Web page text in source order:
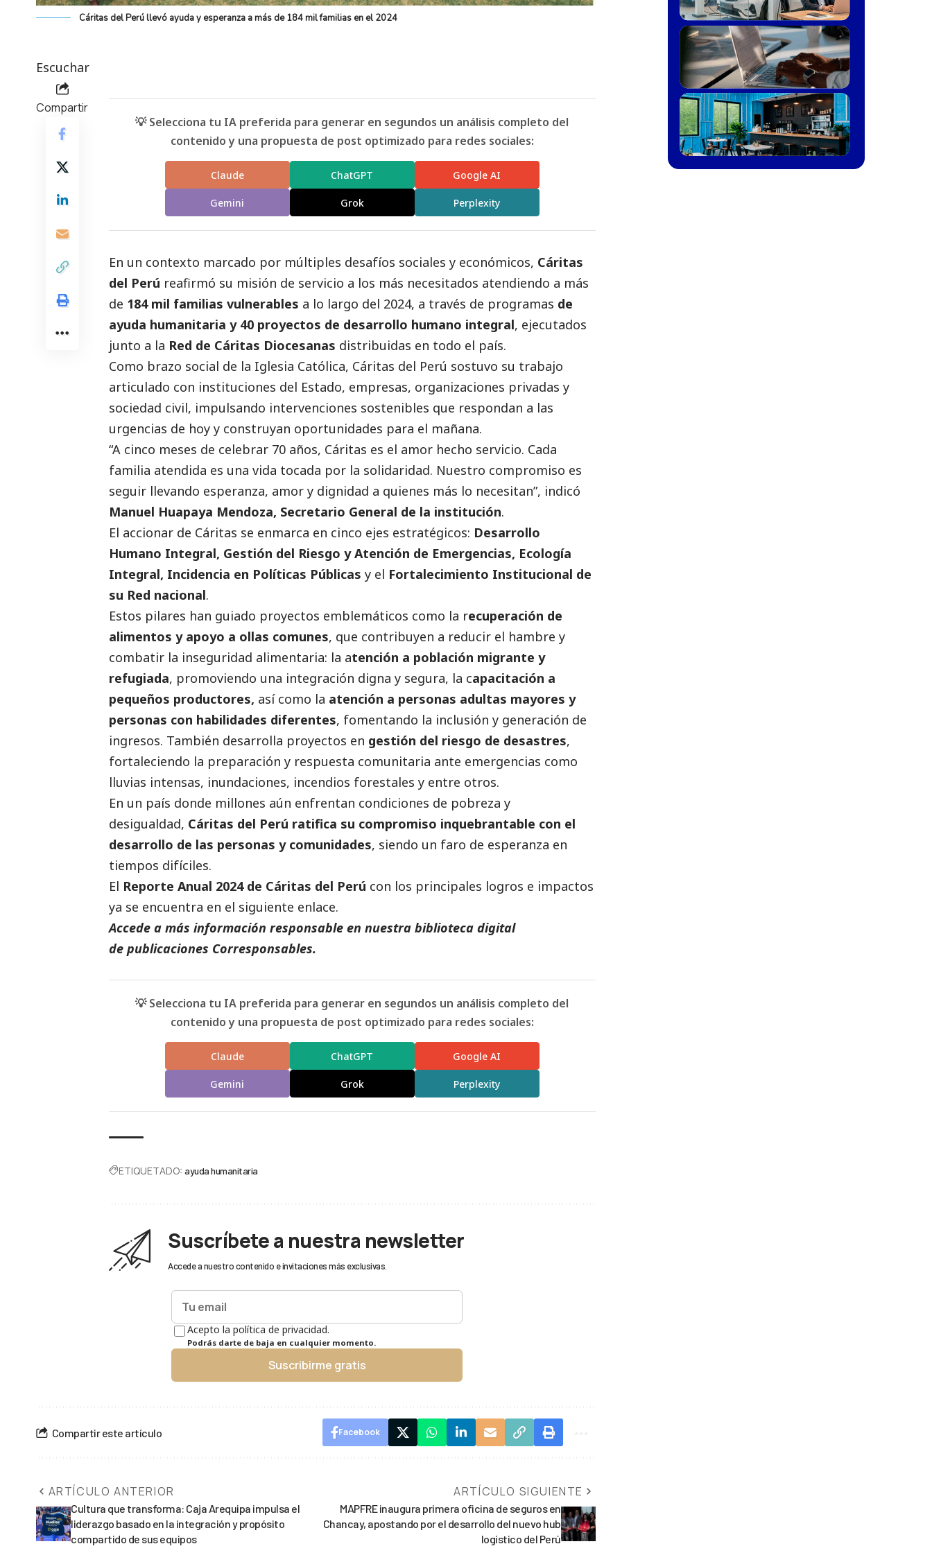
Cáritas del Perú llevó ayuda y esperanza a más de 184 mil familias en el 2024
Escuchar
Compartir
💡 Selecciona tu IA preferida para generar en segundos un análisis completo del
contenido y una propuesta de post optimizado para redes sociales:
Claude ChatGPT Google AI
Gemini Grok Perplexity
En un contexto marcado por múltiples desafíos sociales y económicos, Cáritas
del Perú reafirmó su misión de servicio a los más necesitados atendiendo a más
de 184 mil familias vulnerables a lo largo del 2024, a través de programas de
ayuda humanitaria y 40 proyectos de desarrollo humano integral, ejecutados
junto a la Red de Cáritas Diocesanas distribuidas en todo el país.
Como brazo social de la Iglesia Católica, Cáritas del Perú sostuvo su trabajo
articulado con instituciones del Estado, empresas, organizaciones privadas y
sociedad civil, impulsando intervenciones sostenibles que respondan a las
urgencias de hoy y construyan oportunidades para el mañana.
“A cinco meses de celebrar 70 años, Cáritas es el amor hecho servicio. Cada
familia atendida es una vida tocada por la solidaridad. Nuestro compromiso es
seguir llevando esperanza, amor y dignidad a quienes más lo necesitan”, indicó
Manuel Huapaya Mendoza, Secretario General de la institución.
El accionar de Cáritas se enmarca en cinco ejes estratégicos: Desarrollo
Humano Integral, Gestión del Riesgo y Atención de Emergencias, Ecología
Integral, Incidencia en Políticas Públicas y el Fortalecimiento Institucional de
su Red nacional.
Estos pilares han guiado proyectos emblemáticos como la recuperación de
alimentos y apoyo a ollas comunes, que contribuyen a reducir el hambre y
combatir la inseguridad alimentaria: la atención a población migrante y
refugiada, promoviendo una integración digna y segura, la capacitación a
pequeños productores, así como la atención a personas adultas mayores y
personas con habilidades diferentes, fomentando la inclusión y generación de
ingresos. También desarrolla proyectos en gestión del riesgo de desastres,
fortaleciendo la preparación y respuesta comunitaria ante emergencias como
lluvias intensas, inundaciones, incendios forestales y entre otros.
En un país donde millones aún enfrentan condiciones de pobreza y
desigualdad, Cáritas del Perú ratifica su compromiso inquebrantable con el
desarrollo de las personas y comunidades, siendo un faro de esperanza en
tiempos difíciles.
El Reporte Anual 2024 de Cáritas del Perú con los principales logros e impactos
ya se encuentra en el siguiente enlace.
Accede a más información responsable en nuestra biblioteca digital
de publicaciones Corresponsables.
💡 Selecciona tu IA preferida para generar en segundos un análisis completo del
contenido y una propuesta de post optimizado para redes sociales:
Claude ChatGPT Google AI
Gemini Grok Perplexity
ETIQUETADO: ayuda humanitaria
Suscríbete a nuestra newsletter
Accede a nuestro contenido e invitaciones más exclusivas.
Acepto la política de privacidad.
Podrás darte de baja en cualquier momento.
Suscribirme gratis
Compartir este artículo Facebook
ARTÍCULO ANTERIOR
Cultura que transforma: Caja Arequipa impulsa el
liderazgo basado en la integración y propósito
compartido de sus equipos
ARTÍCULO SIGUIENTE
MAPFRE inaugura primera oficina de seguros en
Chancay, apostando por el desarrollo del nuevo hub
logístico del Perú